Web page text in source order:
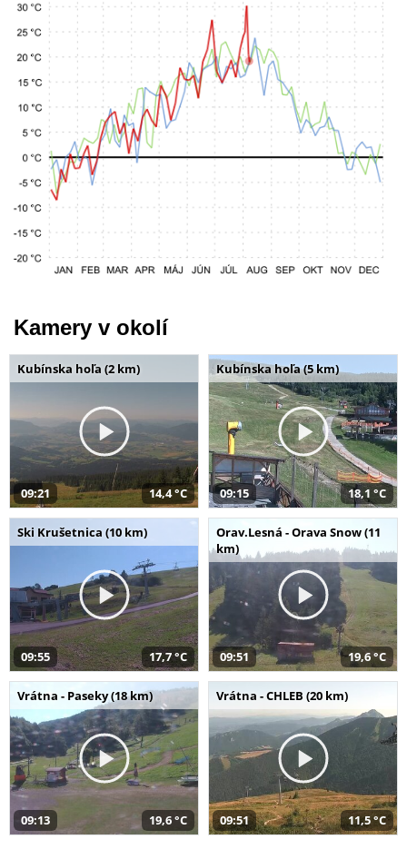
Kamery v okolí
Kubínska hoľa (2 km)
09:21 14,4 °C
Kubínska hoľa (5 km)
09:15 18,1 °C
Ski Krušetnica (10 km)
09:55 17,7 °C
Orav.Lesná - Orava Snow (11
km)
09:51 19,6 °C
Vrátna - Paseky (18 km)
09:13 19,6 °C
Vrátna - CHLEB (20 km)
09:51 11,5 °C